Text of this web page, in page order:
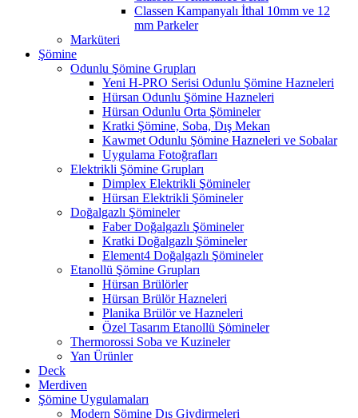
Classen Kampanyalı İthal 10mm ve 12
mm Parkeler
Marküteri
Şömine
Odunlu Şömine Grupları
Yeni H-PRO Serisi Odunlu Şömine Hazneleri
Hürsan Odunlu Şömine Hazneleri
Hürsan Odunlu Orta Şömineler
Kratki Şömine, Soba, Dış Mekan
Kawmet Odunlu Şömine Hazneleri ve Sobalar
Uygulama Fotoğrafları
Elektrikli Şömine Grupları
Dimplex Elektrikli Şömineler
Hürsan Elektrikli Şömineler
Doğalgazlı Şömineler
Faber Doğalgazlı Şömineler
Kratki Doğalgazlı Şömineler
Element4 Doğalgazlı Şömineler
Etanollü Şömine Grupları
Hürsan Brülörler
Hürsan Brülör Hazneleri
Planika Brülör ve Hazneleri
Özel Tasarım Etanollü Şömineler
Thermorossi Soba ve Kuzineler
Yan Ürünler
Deck
Merdiven
Şömine Uygulamaları
Modern Şömine Dış Giydirmeleri